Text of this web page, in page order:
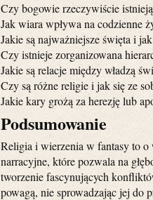
Czy bogowie rzeczywiście
Jak wiara wpływa na codzienne
Jakie są najważniejsze święta i
Czy istnieje zorganizowana
Jakie są relacje między władzą
Czy są różne religie i jak się ze
Jakie kary grożą za herezję lub
Podsumowanie
Religia i wierzenia w fantasy to
narracyjne, które pozwala na
tworzenie fascynujących
powagą, nie sprowadzając jej do